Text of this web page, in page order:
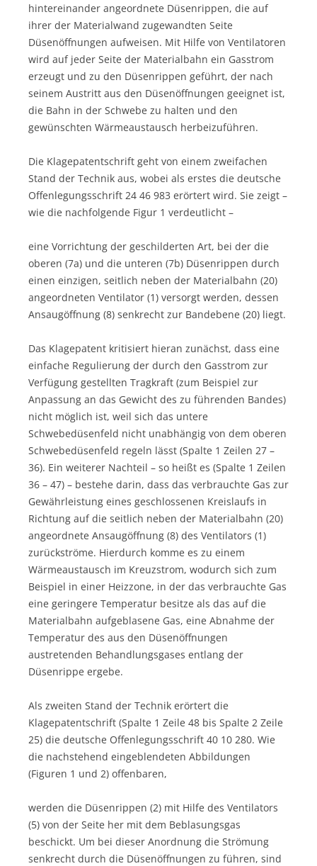
hintereinander angeordnete Düsenrippen, die auf
ihrer der Materialwand zugewandten Seite
Düsenöffnungen aufweisen. Mit Hilfe von Ventilatoren
wird auf jeder Seite der Materialbahn ein Gasstrom
erzeugt und zu den Düsenrippen geführt, der nach
seinem Austritt aus den Düsenöffnungen geeignet ist,
die Bahn in der Schwebe zu halten und den
gewünschten Wärmeaustausch herbeizuführen.
Die Klagepatentschrift geht von einem zweifachen
Stand der Technik aus, wobei als erstes die deutsche
Offenlegungsschrift 24 46 983 erörtert wird. Sie zeigt –
wie die nachfolgende Figur 1 verdeutlicht –
eine Vorrichtung der geschilderten Art, bei der die
oberen (7a) und die unteren (7b) Düsenrippen durch
einen einzigen, seitlich neben der Materialbahn (20)
angeordneten Ventilator (1) versorgt werden, dessen
Ansaugöffnung (8) senkrecht zur Bandebene (20) liegt.
Das Klagepatent kritisiert hieran zunächst, dass eine
einfache Regulierung der durch den Gasstrom zur
Verfügung gestellten Tragkraft (zum Beispiel zur
Anpassung an das Gewicht des zu führenden Bandes)
nicht möglich ist, weil sich das untere
Schwebedüsenfeld nicht unabhängig von dem oberen
Schwebedüsenfeld regeln lässt (Spalte 1 Zeilen 27 –
36). Ein weiterer Nachteil – so heißt es (Spalte 1 Zeilen
36 – 47) – bestehe darin, dass das verbrauchte Gas zur
Gewährleistung eines geschlossenen Kreislaufs in
Richtung auf die seitlich neben der Materialbahn (20)
angeordnete Ansaugöffnung (8) des Ventilators (1)
zurückströme. Hierdurch komme es zu einem
Wärmeaustausch im Kreuzstrom, wodurch sich zum
Beispiel in einer Heizzone, in der das verbrauchte Gas
eine geringere Temperatur besitze als das auf die
Materialbahn aufgeblasene Gas, eine Abnahme der
Temperatur des aus den Düsenöffnungen
austretenden Behandlungsgases entlang der
Düsenrippe ergebe.
Als zweiten Stand der Technik erörtert die
Klagepatentschrift (Spalte 1 Zeile 48 bis Spalte 2 Zeile
25) die deutsche Offenlegungsschrift 40 10 280. Wie
die nachstehend eingeblendeten Abbildungen
(Figuren 1 und 2) offenbaren,
werden die Düsenrippen (2) mit Hilfe des Ventilators
(5) von der Seite her mit dem Beblasungsgas
beschickt. Um bei dieser Anordnung die Strömung
senkrecht durch die Düsenöffnungen zu führen, sind